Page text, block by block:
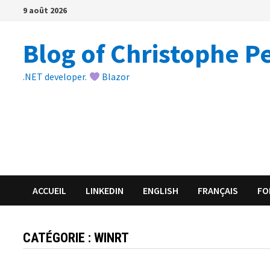
Passer9 août 2026
Blog of Christophe
.NET developer. Blazor
ACCUEIL LINKEDIN ENGLISH FRANÇAIS
CATÉGORIE :WINRT